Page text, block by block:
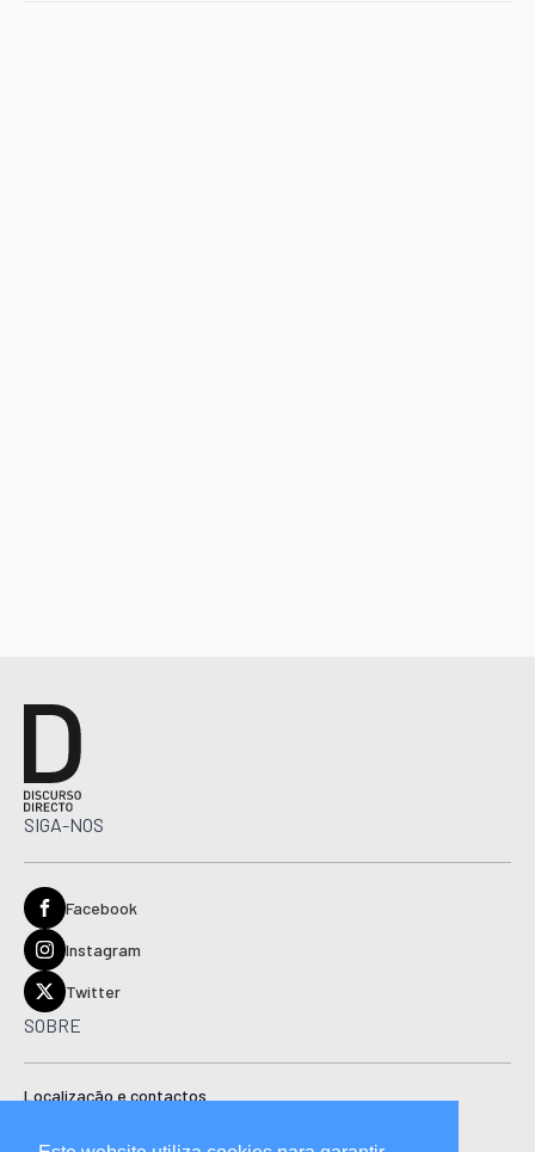
SIGA-NOS
Facebook
Instagram
Twitter
SOBRE
Localização e contactos